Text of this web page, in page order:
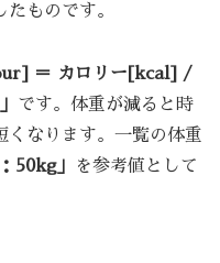
ものです。
＝ カロリー[kcal] /
です。体重が減ると時
くなります。一覧の体重
50kg」
を参考値として